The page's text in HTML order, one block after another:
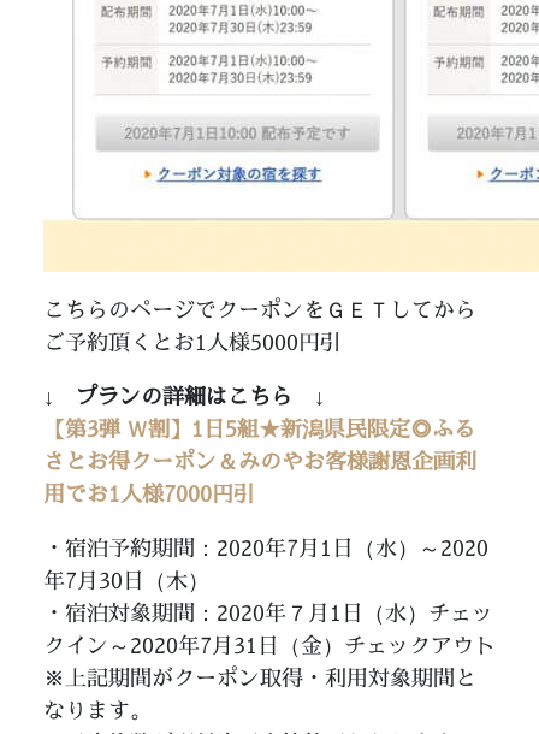
こちらのページでクーポンをＧＥＴしてから
ご予約頂くとお1人様5000円引
↓ プランの詳細はこちら ↓
【第3弾 Ｗ割】1日5組★新潟県民限定◎ふる
さとお得クーポン＆みのやお客様謝恩企画利
用でお1人様7000円引
・宿泊予約期間：2020年7月1日（水）～2020
年7月30日（木）
・宿泊対象期間：2020年７月1日（水）チェッ
クイン～2020年7月31日（金）チェックアウト
※上記期間がクーポン取得・利用対象期間と
なります。